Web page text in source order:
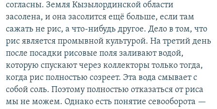
согласны. Земля Кызылординской области
засолена, и она засолится ещё больше, если там
сажать не рис, а что-нибудь другое. Дело в том, что
рис является промывной культурой. На третий день
после посадки рисовые поля заливают водой,
которую спускают через коллекторы только тогда,
когда рис полностью созреет. Эта вода смывает с
собой соль. Поэтому полностью отказаться от риса
мы не можем. Однако есть понятие севооборота —